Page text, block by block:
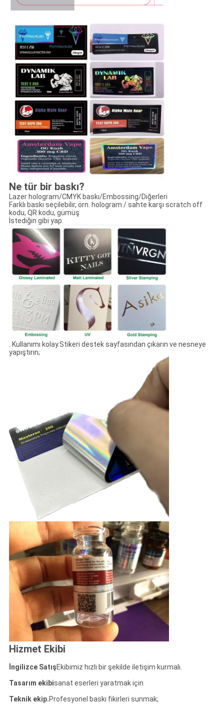
Ne tür bir baskı?
Lazer hologram/CMYK baskı/Embossing/Diğerleri
Farklı baskı seçilebilir, örn. hologram / sahte karşı scratch off
kodu, QR kodu, gümüş
İstediğin gibi yap.
. Kullanımı kolay.Stikeri destek sayfasından çıkarın ve nesneye
yapıştırın;
Hizmet Ekibi
İngilizce SatışEkibimiz hızlı bir şekilde iletişim kurmalı.
Tasarım ekibisanat eserleri yaratmak için
Teknik ekip.Profesyonel baskı fikirleri sunmak;